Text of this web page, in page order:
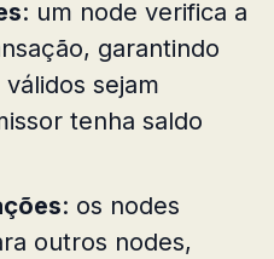
: um node verifica a
garantindo
sejam
tenha saldo
: os nodes
outros nodes,